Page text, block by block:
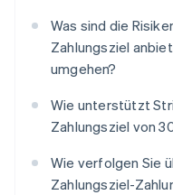
Was sind die
Zahlungsziel
umgehen?
Wie unterstützt
Zahlungsziel von
Wie verfolgen Sie
Zahlungsziel-